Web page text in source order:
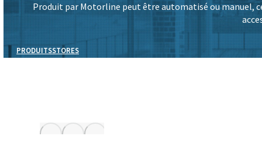
Produit par Motorline peut être automatisé ou manuel,
PRODUITSSTORES